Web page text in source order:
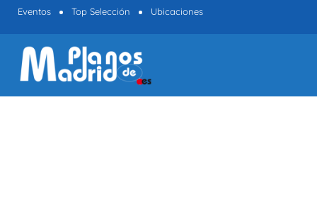
Eventos Top Selección Ubicaciones